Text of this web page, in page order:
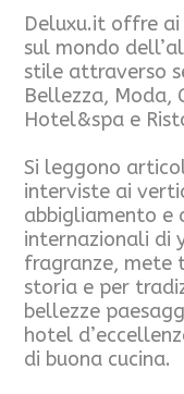
Deluxu.it offre
sul mondo
stile attraverso
Bellezza, Moda,
Hotel&spa e
Si leggono
interviste ai
abbigliamento e
internazionali di
fragranze, mete
storia e per
bellezze
hotel
di buona cucina.